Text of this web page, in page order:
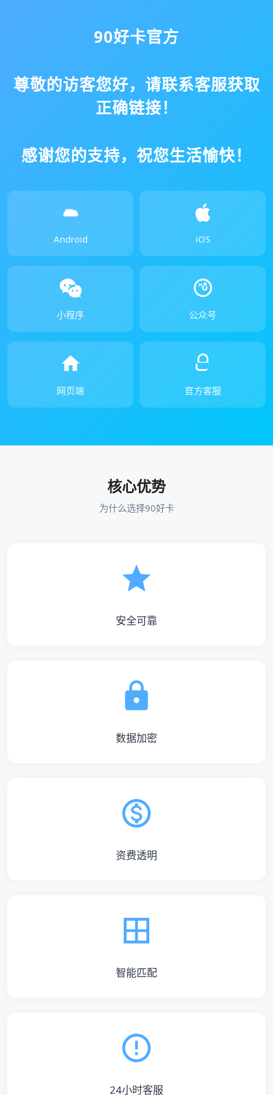
90好卡官方
尊敬的访客您好，请联系客服获取
正确链接！
感谢您的支持，祝您生活愉快！
Android iOS
小程序 公众号
网页端 官方客服
核心优势
为什么选择90好卡
安全可靠
数据加密
资费透明
智能匹配
24小时客服